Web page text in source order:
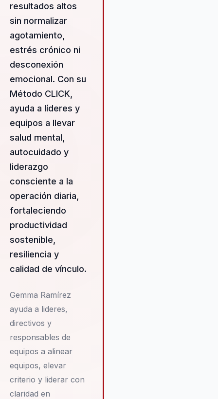
resultados altos
sin normalizar
agotamiento,
estrés crónico ni
desconexión
emocional. Con su
Método CLICK,
ayuda a líderes y
equipos a llevar
salud mental,
autocuidado y
liderazgo
consciente a la
operación diaria,
fortaleciendo
productividad
sostenible,
resiliencia y
calidad de vínculo.
Gemma Ramírez
ayuda a lideres,
directivos y
responsables de
equipos a alinear
equipos, elevar
criterio y liderar con
claridad en